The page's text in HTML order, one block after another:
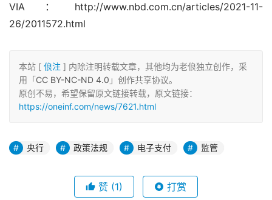
VIA：http://www.nbd.com.cn/articles/2021-11-
26/2011572.html
本站 [ 俍注 ] 内除注明转载文章，其他均为老俍独立创作，采
用「CC BY-NC-ND 4.0 」创作共享协议。
原创不易，希望保留原文链接转载，原文链接：
https://oneinf.com/news/7621.html
央行 政策法规 电子支付 监管
赞 (1) 打赏